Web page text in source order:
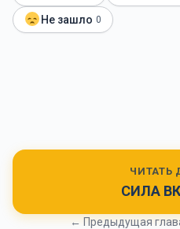
Не зашло 0
ЧИТАТЬ
СИЛА
← Предыдущая